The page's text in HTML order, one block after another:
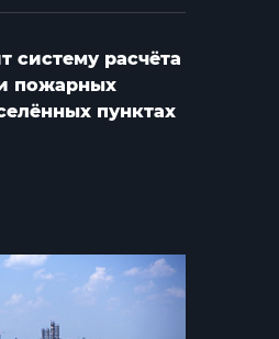
систему расчёта
пожарных
пунктах